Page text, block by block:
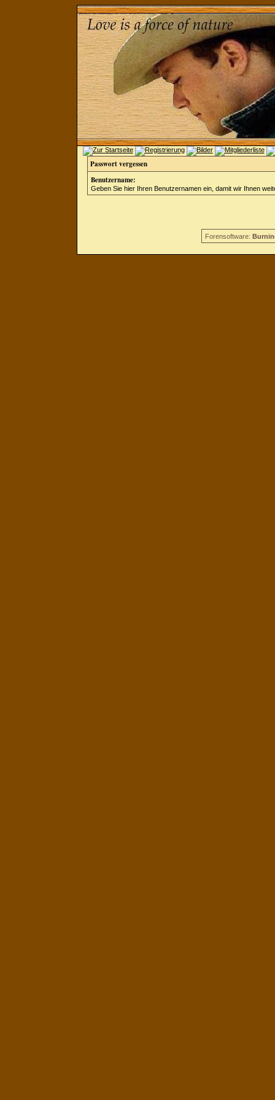
Passwort vergessen
Benutzername:
Geben Sie hier Ihren Benutzernamen ein, damit wir Ihnen
Forensoftware: